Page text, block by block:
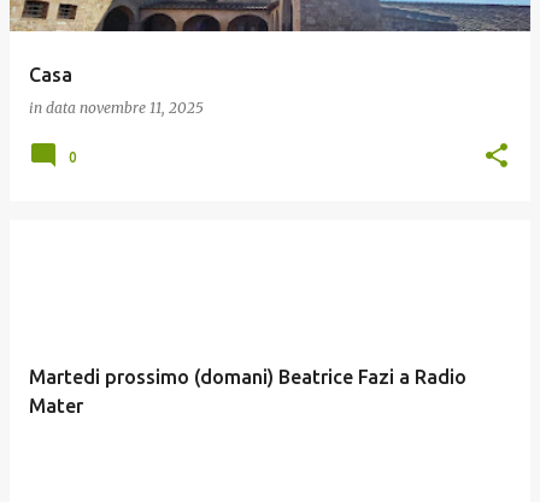
Casa
in data novembre 11, 2025
0
Martedi prossimo (domani) Beatrice Fazi a Radio
Mater